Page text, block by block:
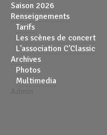
Saison 2026
Renseignements
Tarifs
Les scènes de concert
L'association C'Classic
Archives
Photos
Multimedia